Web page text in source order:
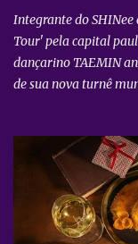
para que pais e filhos
Integrante do
Tour' pela capital
dançarino TAEMIN
de sua nova turnê
oficialmente como
excursão do astro
pela Ásia, América
encontro com os fãs
internacional do